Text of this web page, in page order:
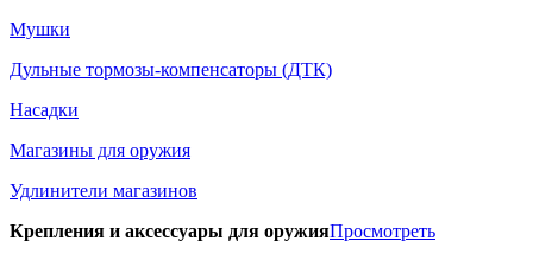
Мушки
Дульные тормозы-компенсаторы (ДТК)
Насадки
Магазины для оружия
Удлинители магазинов
Крепления и аксессуары для оружияПросмотреть